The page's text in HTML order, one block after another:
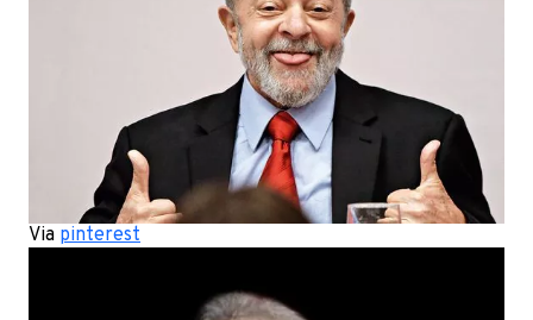
Via pinterest